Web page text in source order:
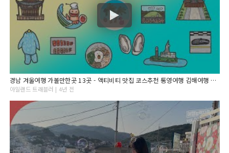
경남 겨울여행 가볼만한곳 13곳 - 액티비티 맛집 코스추천 통영여행 김해여행 양산여행 창원여행 진해여행
아일랜드 트래블러 | 4년 전